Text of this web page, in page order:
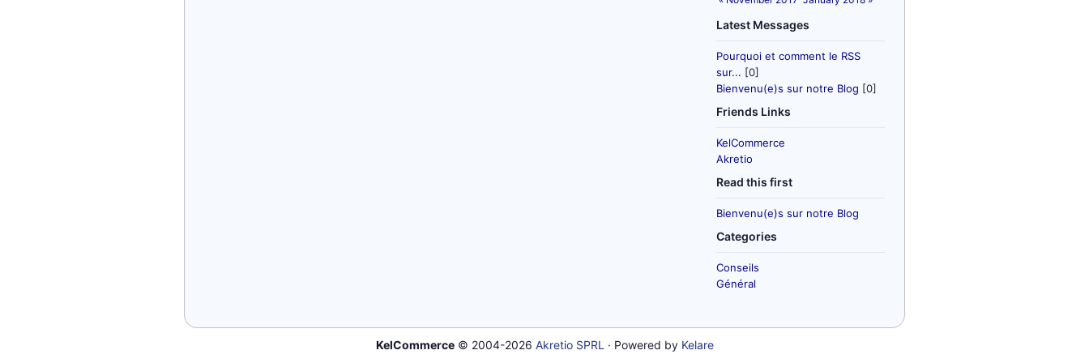
Latest Messages
Pourquoi et comment le RSS
sur... [0]
Bienvenu(e)s sur notre Blog [0]
Friends Links
KelCommerce
Akretio
Read this first
Bienvenu(e)s sur notre Blog
Categories
Conseils
Général
KelCommerce© 2004-2026 Akretio SPRL · Powered by Kelare